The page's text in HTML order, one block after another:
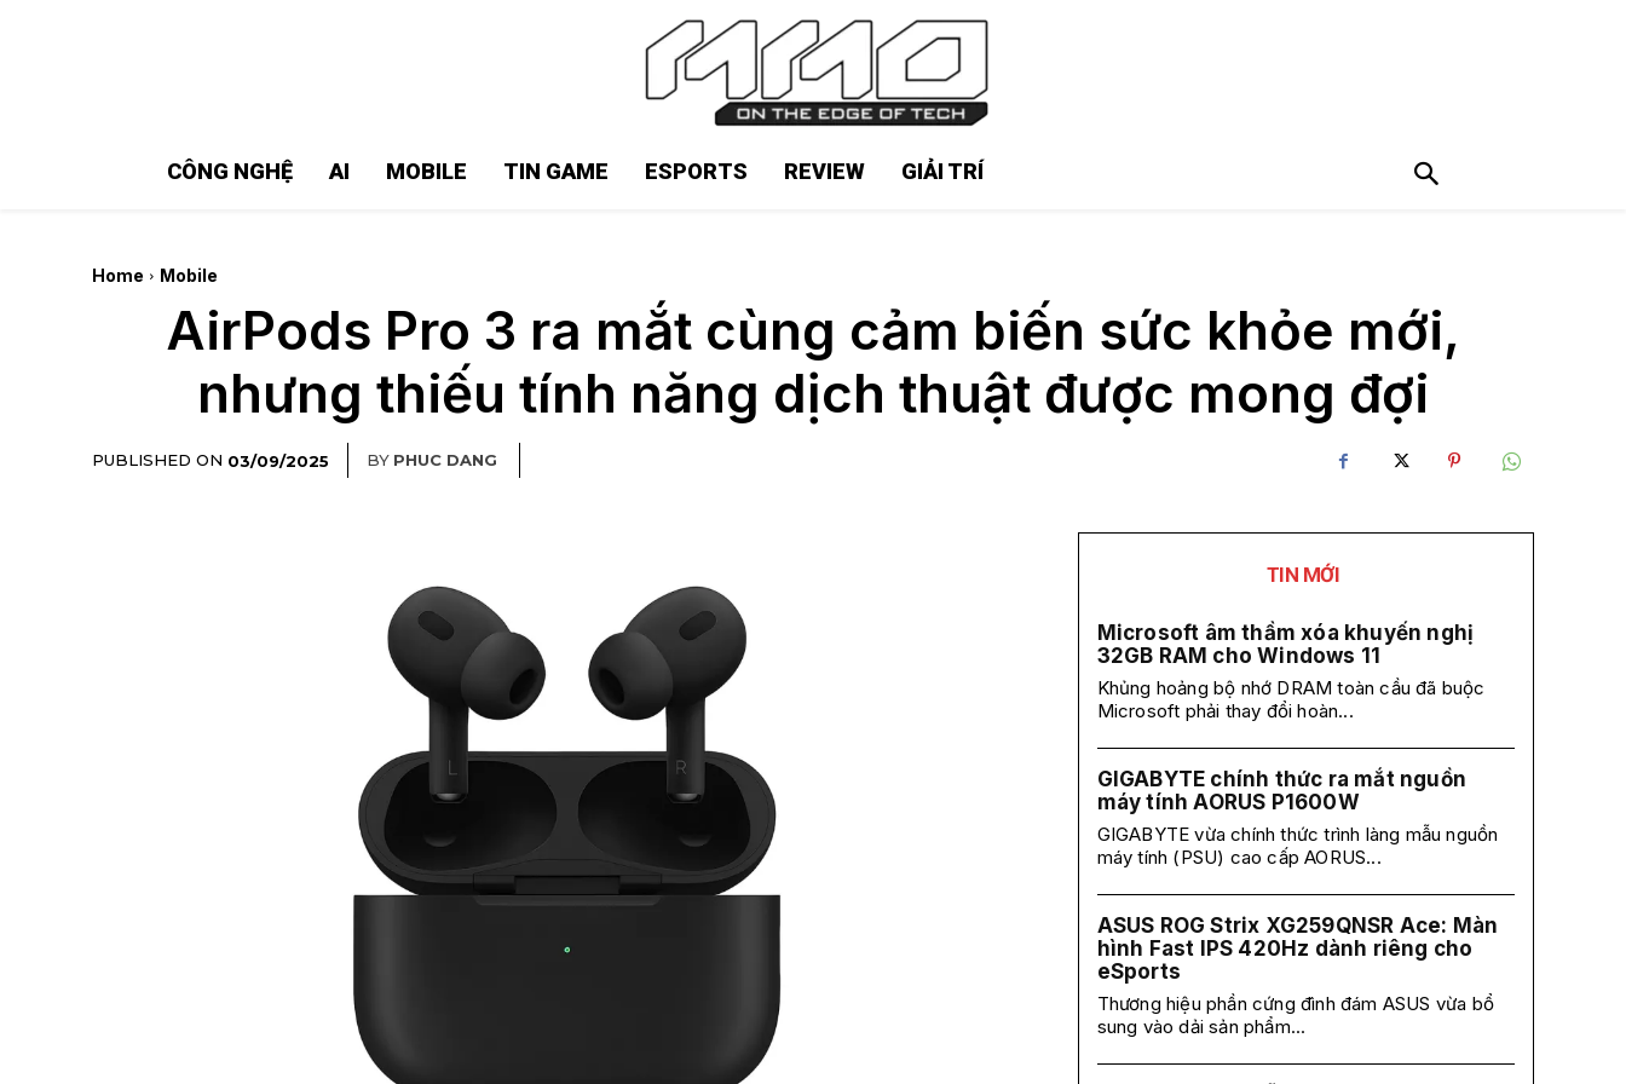
CÔNG NGHỆ AI MOBILE TIN GAME ESPORTS REVIEW GIẢI TRÍ
Home Mobile
AirPods Pro 3 ra mắt cùng cảm biến sức khỏe mới,
nhưng thiếu tính năng dịch thuật được mong đợi
PUBLISHED ON 03/09/2025 BY PHUC DANG
TIN MỚI
Microsoft âm thầm xóa khuyến nghị
32GB RAM cho Windows 11
Khủng hoảng bộ nhớ DRAM toàn cầu đã buộc
Microsoft phải thay đổi hoàn...
GIGABYTE chính thức ra mắt nguồn
máy tính AORUS P1600W
GIGABYTE vừa chính thức trình làng mẫu nguồn
máy tính (PSU) cao cấp AORUS...
ASUS ROG Strix XG259QNSR Ace: Màn
hình Fast IPS 420Hz dành riêng cho
eSports
Thương hiệu phần cứng đình đám ASUS vừa bổ
sung vào dải sản phẩm...